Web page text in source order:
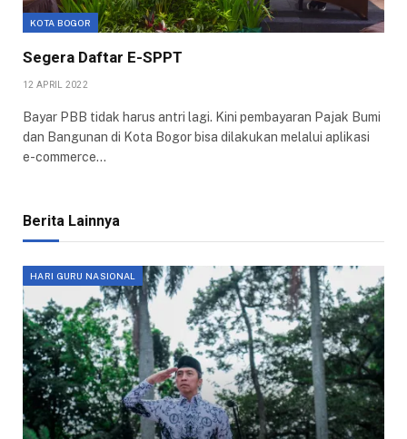
KOTA BOGOR
Segera Daftar E-SPPT
12 APRIL 2022
Bayar PBB tidak harus antri lagi. Kini pembayaran Pajak Bumi
dan Bangunan di Kota Bogor bisa dilakukan melalui aplikasi
e-commerce…
Berita Lainnya
HARI GURU NASIONAL